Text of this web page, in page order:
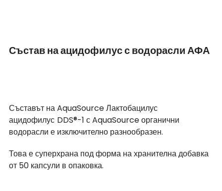
Състав на ацидофилус с водорасли АФА
Съставът на AquaSource Лактобацилус
ацидофилус DDS®-1 с AquaSource органични
водорасли е изключително разнообразен.
Това е суперхрана под форма на хранителна добавка
от 50 капсули в опаковка.